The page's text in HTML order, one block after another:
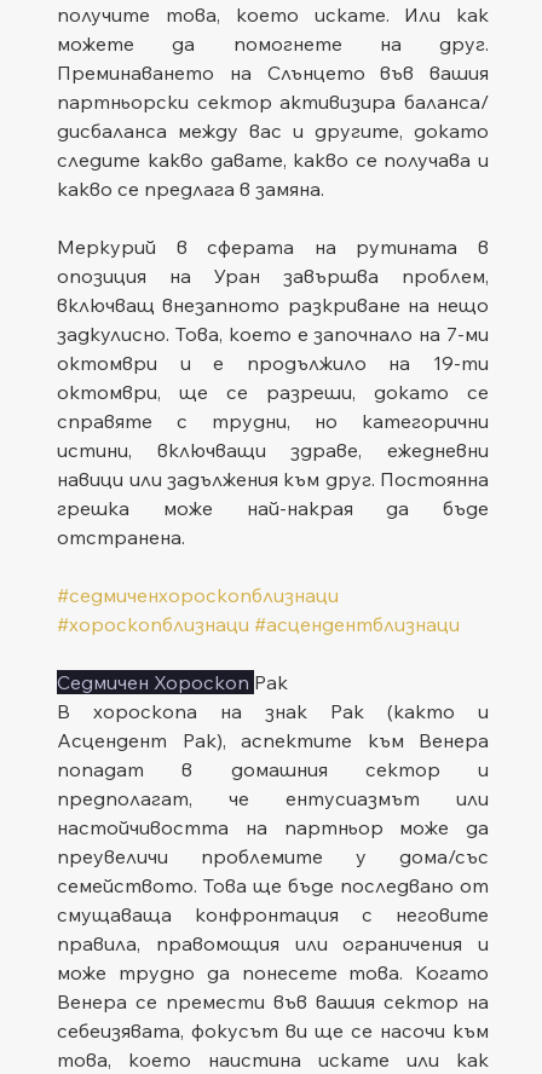
получите това, което искате. Или как
можете да помогнете на друг.
Преминаването на Слънцето във вашия
партньорски сектор активизира баланса/
дисбаланса между вас и другите, докато
следите какво давате, какво се получава и
какво се предлага в замяна.
Меркурий в сферата на рутината в
опозиция на Уран завършва проблем,
включващ внезапното разкриване на нещо
задкулисно. Това, което е започнало на 7-ми
октомври и е продължило на 19-ти
октомври, ще се разреши, докато се
справяте с трудни, но категорични
истини, включващи здраве, ежедневни
навици или задължения към друг. Постоянна
грешка може най-накрая да бъде
отстранена.
#седмиченхороскопблизнаци
#хороскопблизнаци #асцендентблизнаци
Седмичен Хороскоп Рак
В хороскопа на знак Рак (както и
Асцендент Рак), аспектите към Венера
попадат в домашния сектор и
предполагат, че ентусиазмът или
настойчивостта на партньор може да
преувеличи проблемите у дома/със
семейството. Това ще бъде последвано от
смущаваща конфронтация с неговите
правила, правомощия или ограничения и
може трудно да понесете това. Когато
Венера се премести във вашия сектор на
себеизявата, фокусът ви ще се насочи към
това, което наистина искате или как